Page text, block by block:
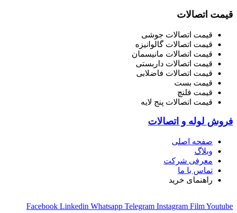
قیمت اتصالات
قیمت اتصالات جوشی
قیمت اتصالات گالوانیزه
قیمت اتصالات مانیسمان
قیمت اتصالات داربستی
قیمت اتصالات فاضلابی
قیمت بست
قیمت فلنچ
قیمت اتصالات پنج لایه
فروش لوله و اتصالات
صفحه اصلی
وبلاگ
معرفی شرکت
تماس با ما
راهنمای خرید
Facebook Linkedin Whatsapp Telegram Instagram FilmYoutube